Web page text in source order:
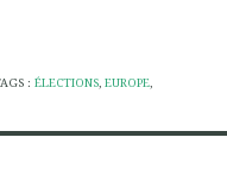
:ÉLECTIONS,EUROPE,